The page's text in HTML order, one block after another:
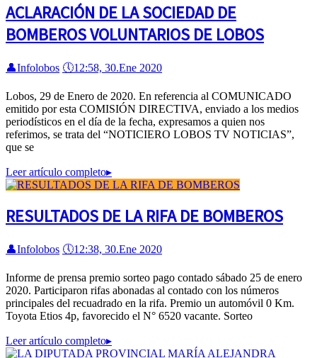
ACLARACIÓN DE LA SOCIEDAD DE
BOMBEROS VOLUNTARIOS DE LOBOS
👤Infolobos 🕔12:58, 30.Ene 2020
Lobos, 29 de Enero de 2020. En referencia al COMUNICADO
emitido por esta COMISIÓN DIRECTIVA, enviado a los medios
periodísticos en el día de la fecha, expresamos a quien nos
referimos, se trata del “NOTICIERO LOBOS TV NOTICIAS”,
que se
Leer artículo completo▸
RESULTADOS DE LA RIFA DE BOMBEROS
👤Infolobos 🕔12:38, 30.Ene 2020
Informe de prensa premio sorteo pago contado sábado 25 de enero
2020. Participaron rifas abonadas al contado con los números
principales del recuadrado en la rifa. Premio un automóvil 0 Km.
Toyota Etios 4p, favorecido el N° 6520 vacante. Sorteo
Leer artículo completo▸